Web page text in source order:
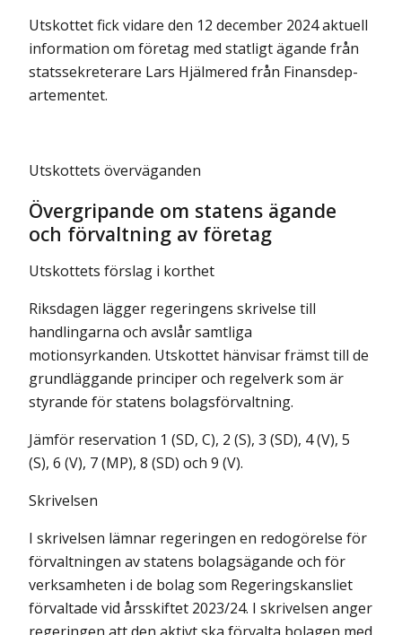
Utskottet fick vidare den 12 december 2024 aktuell
information om företag med statligt ägande från
statssekreterare Lars Hjälmered från Finans­dep­
arte­mentet.
Utskottets överväganden
Övergripande om statens ägande
och förvaltning av företag
Utskottets förslag i korthet
Riksdagen lägger regeringens skrivelse till
handlingarna och avslår samtliga
motionsyrkanden. Utskottet hänvisar främst till de
grund­läggande principer och regelverk som är
styrande för statens bolags­förvaltning.
Jämför reservation 1 (SD, C), 2 (S), 3 (SD), 4 (V), 5
(S), 6 (V), 7 (MP), 8 (SD) och 9 (V).
Skrivelsen
I skrivelsen lämnar regeringen en redogörelse för
förvaltningen av statens bolagsägande och för
verksamheten i de bolag som Regeringskansliet
förval­tade vid årsskiftet 2023/24. I skrivelsen anger